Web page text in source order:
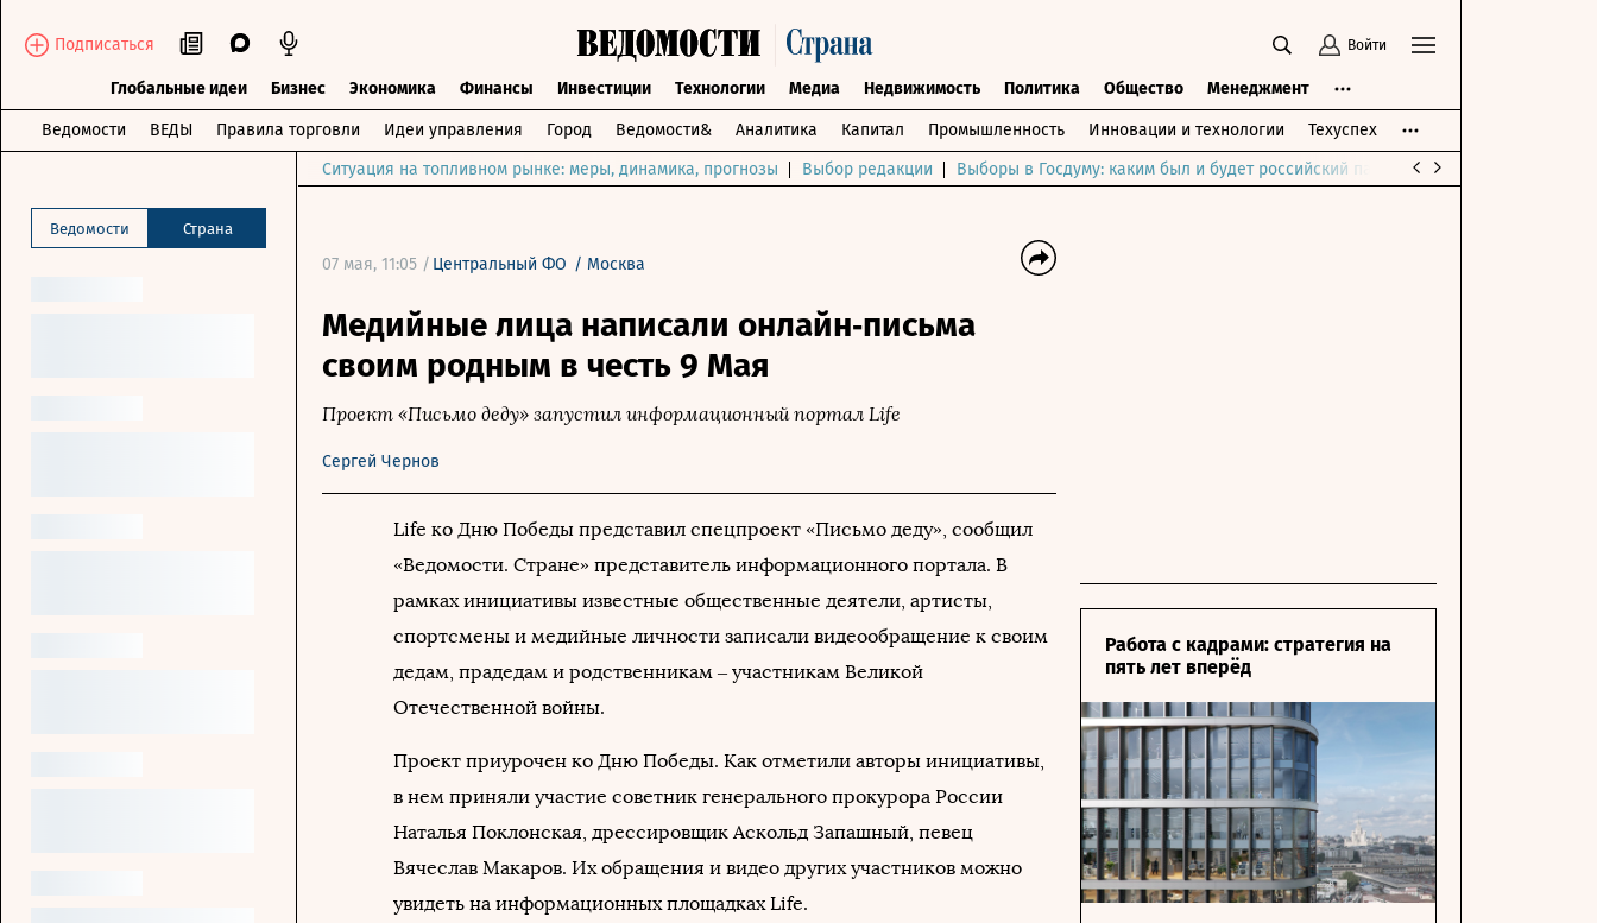
Подписаться Войти
Глобальные идеи Бизнес Экономика Финансы Инвестиции Технологии Медиа Недвижимость Политика Общество Менеджмент
Ведомости ВЕДЫ Правила торговли Идеи управления Город Ведомости& Аналитика Капитал Промышленность Инновации и технологии Техуспех
Ведомости Страна
Ситуация на топливном рынке: меры, динамика, прогнозы Выбор редакции Выборы в Госдуму: каким был и будет российский парламент
07 мая, 11:05 / Центральный ФО / Москва
Медийные лица написали онлайн‑письма
своим родным в честь 9 Мая
Проект «Письмо деду» запустил информационный портал Life
Сергей Чернов
Life ко Дню Победы представил спецпроект «Письмо деду», сообщил
«Ведомости. Стране» представитель информационного портала. В
рамках инициативы известные общественные деятели, артисты,
спортсмены и медийные личности записали видеообращение к своим
дедам, прадедам и родственникам – участникам Великой
Отечественной войны.
Проект приурочен ко Дню Победы. Как отметили авторы инициативы,
в нем приняли участие советник генерального прокурора России
Наталья Поклонская, дрессировщик Аскольд Запашный, певец
Вячеслав Макаров. Их обращения и видео других участников можно
увидеть на информационных площадках Life.
Работа с кадрами: стратегия на
пять лет вперёд